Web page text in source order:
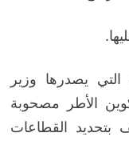
يصدرها وزير
الأطر مصحوبة
بتحديد القطاعات